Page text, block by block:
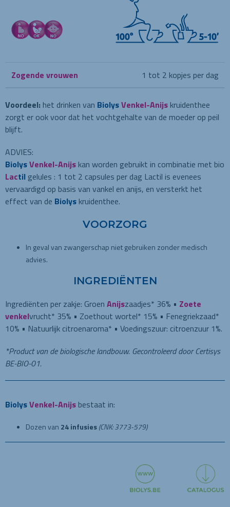
Zogende vrouwen 1 tot 2 kopjes per dag
Voordeel: het drinken van BiolysVenkel-Anijs kruidenthee
zorgt er ook voor dat het vochtgehalte van de moeder op peil
blijft.
ADVIES:
BiolysVenkel-Anijs kan worden gebruikt in combinatie met bio
Lactil gelules : 1 tot 2 capsules per dag Lactil is evenees
vervaardigd op basis van vankel en anijs, en versterkt het
effect van de Biolys kruidenthee.
VOORZORG
In geval van zwangerschap niet gebruiken zonder medisch
advies.
INGREDIËNTEN
Ingrediënten per zakje: Groen Anijszaadjes* 36% • Zoete
venkelvrucht* 35% • Zoethout wortel* 15% • Fenegriekzaad*
10% • Natuurlijk citroenaroma* • Voedingszuur: citroenzuur 1%.
*Product van de biologische landbouw. Gecontroleerd door Certisys
BE-BIO-01.
BiolysVenkel-Anijs bestaat in:
Dozen van 24 infusies(CNK: 3773-579)